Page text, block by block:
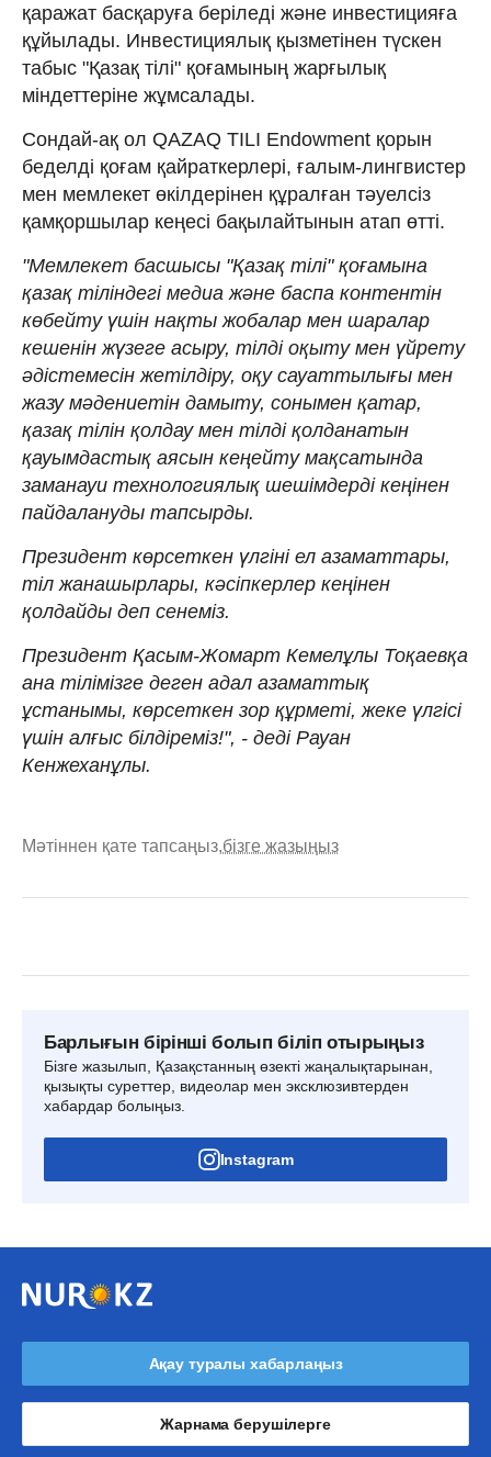
қаражат басқаруға беріледі және инвестицияға
құйылады. Инвестициялық қызметінен түскен
табыс "Қазақ тілі" қоғамының жарғылық
міндеттеріне жұмсалады.
Сондай-ақ ол QAZAQ TILI Endowment қорын
беделді қоғам қайраткерлері, ғалым-лингвистер
мен мемлекет өкілдерінен құралған тәуелсіз
қамқоршылар кеңесі бақылайтынын атап өтті.
"Мемлекет басшысы "Қазақ тілі" қоғамына
қазақ тіліндегі медиа және баспа контентін
көбейту үшін нақты жобалар мен шаралар
кешенін жүзеге асыру, тілді оқыту мен үйрету
әдістемесін жетілдіру, оқу сауаттылығы мен
жазу мәдениетін дамыту, сонымен қатар,
қазақ тілін қолдау мен тілді қолданатын
қауымдастық аясын кеңейту мақсатында
заманауи технологиялық шешімдерді кеңінен
пайдалануды тапсырды.
Президент көрсеткен үлгіні ел азаматтары,
тіл жанашырлары, кәсіпкерлер кеңінен
қолдайды деп сенеміз.
Президент Қасым-Жомарт Кемелұлы Тоқаевқа
ана тілімізге деген адал азаматтық
ұстанымы, көрсеткен зор құрметі, жеке үлгісі
үшін алғыс білдіреміз!", - деді Рауан
Кенжеханұлы.
Мәтіннен қате тапсаңыз,бізге жазыңыз
Барлығын бірінші болып біліп отырыңыз
Бізге жазылып, Қазақстанның өзекті жаңалықтарынан,
қызықты суреттер, видеолар мен эксклюзивтерден
хабардар болыңыз.
Instagram
Ақау туралы хабарлаңыз
Жарнама берушілерге